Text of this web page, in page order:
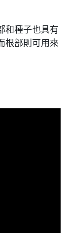
和種子也具有
根部則可用來